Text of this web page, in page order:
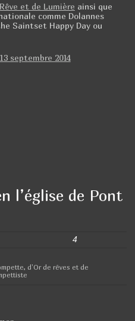
et de Lumière ainsi que
comme Dolannes
Saintset Happy Day ou
l’église de Pont
4
d'Or de rêves et de